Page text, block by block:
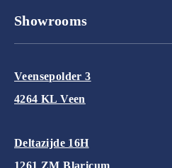
Showrooms
Veensepolder 3
4264 KL Veen
Deltazijde 16H
1261 ZM Blaricum